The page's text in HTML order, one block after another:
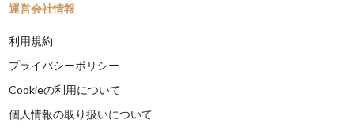
運営会社情報
利用規約
プライバシーポリシー
Cookieの利用について
個人情報の取り扱いについて